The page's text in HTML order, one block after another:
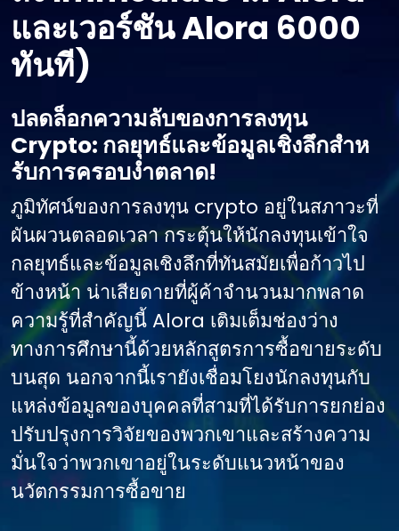
และเวอร์ชัน Alora 6000
ทันที)
ปลดล็อกความลับของการลงทุน
Crypto: กลยุทธ์และข้อมูลเชิงลึกสําห
รับการครอบงําตลาด!
ภูมิทัศน์ของการลงทุน crypto อยู่ในสภาวะที่
ผันผวนตลอดเวลา กระตุ้นให้นักลงทุนเข้าใจ
กลยุทธ์และข้อมูลเชิงลึกที่ทันสมัยเพื่อก้าวไป
ข้างหน้า น่าเสียดายที่ผู้ค้าจํานวนมากพลาด
ความรู้ที่สําคัญนี้ Alora เติมเต็มช่องว่าง
ทางการศึกษานี้ด้วยหลักสูตรการซื้อขายระดับ
บนสุด นอกจากนี้เรายังเชื่อมโยงนักลงทุนกับ
แหล่งข้อมูลของบุคคลที่สามที่ได้รับการยกย่อง
ปรับปรุงการวิจัยของพวกเขาและสร้างความ
มั่นใจว่าพวกเขาอยู่ในระดับแนวหน้าของ
นวัตกรรมการซื้อขาย